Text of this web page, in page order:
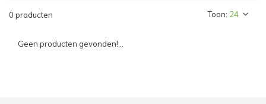
0 producten Toon:
Geen producten gevonden!...